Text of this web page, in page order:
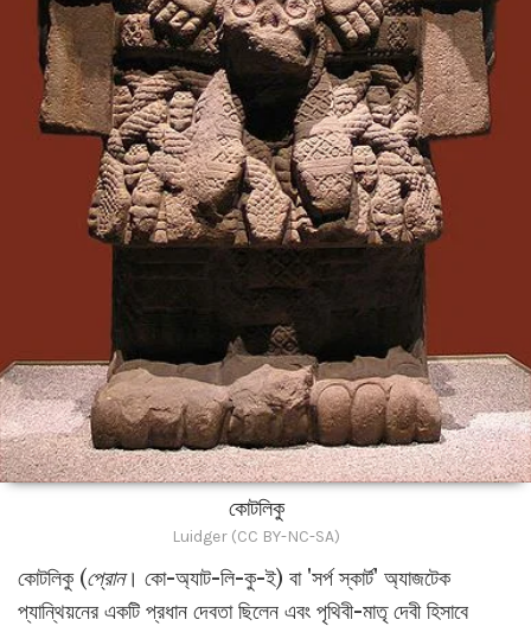
কোটলিকু
Luidger (CC BY-NC-SA)
কোটলিকু (প্রোন। কো-অ্যাট-লি-কু-ই) বা 'সর্প স্কার্ট' অ্যাজটেক
প্যান্থিয়নের একটি প্রধান দেবতা ছিলেন এবং পৃথিবী-মাতৃ দেবী হিসাবে